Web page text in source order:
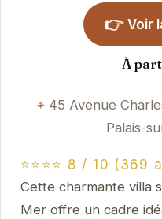
👉 Voir
À
45 Avenue
Palais-
⭐⭐⭐⭐ 8 / 10 (369
Cette charmante villa
Mer offre un cadre